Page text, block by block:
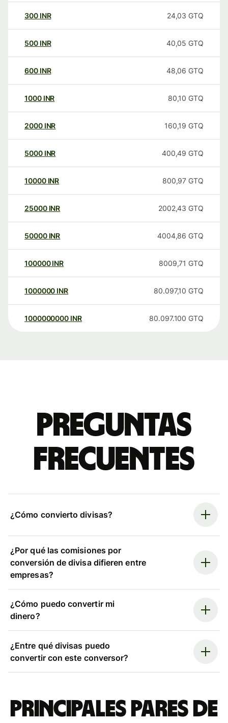
300 INR 24,03 GTQ
500 INR 40,05 GTQ
600 INR 48,06 GTQ
1000 INR 80,10 GTQ
2000 INR 160,19 GTQ
5000 INR 400,49 GTQ
10000 INR 800,97 GTQ
25000 INR 2002,43 GTQ
50000 INR 4004,86 GTQ
100000 INR 8009,71 GTQ
1000000 INR 80.097,10 GTQ
1000000000 INR 80.097.100 GTQ
Preguntas
frecuentes
¿Cómo convierto divisas?
¿Por qué las comisiones por
conversión de divisa difieren entre
empresas?
¿Cómo puedo convertir mi
dinero?
¿Entre qué divisas puedo
convertir con este conversor?
Principales pares de